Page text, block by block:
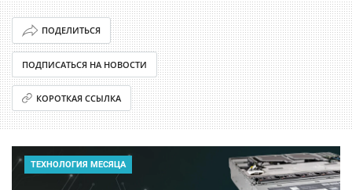
ПОДЕЛИТЬСЯ
ПОДПИСАТЬСЯ НА НОВОСТИ
КОРОТКАЯ ССЫЛКА
ТЕХНОЛОГИЯ МЕСЯЦА